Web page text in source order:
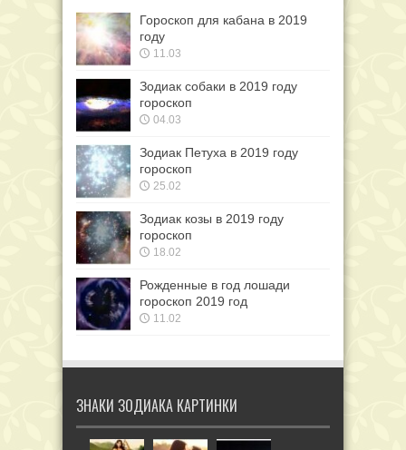
Гороскоп для кабана в 2019
году
11.03
Зодиак собаки в 2019 году
гороскоп
04.03
Зодиак Петуха в 2019 году
гороскоп
25.02
Зодиак козы в 2019 году
гороскоп
18.02
Рожденные в год лошади
гороскоп 2019 год
11.02
ЗНАКИ ЗОДИАКА КАРТИНКИ